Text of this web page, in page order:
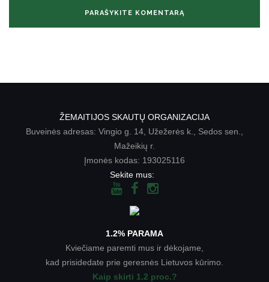
ŽEMAITIJOS SKAUTŲ ORGANIZACIJA
Buveinės adresas: Vingio g. 14, Užežerės k., Sedos sen.,
Mažeikių r.
Įmonės kodas: 193025116
Sekite mus:
1.2% PARAMA
Kviečiame paremti mus ir dėkojame,
kad prisidedate prie geresnės Lietuvos kūrimo.
Kaip skirti 1.2 proc.?